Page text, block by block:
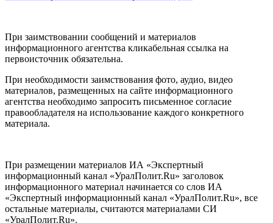
При заимствовании сообщений и материалов
информационного агентства кликабельная ссылка на
первоисточник обязательна.
При необходимости заимствования фото, аудио, видео
материалов, размещенных на сайте информационного
агентства необходимо запросить письменное согласие
правообладателя на использование каждого конкретного
материала.
При размещении материалов ИА «Экспертный
информационный канал «УралПолит.Ru» заголовок
информационного материал начинается со слов ИА
«Экспертный информационный канал «УралПолит.Ru», все
остальные материалы, считаются материалами СИ
«УралПолит.Ru».